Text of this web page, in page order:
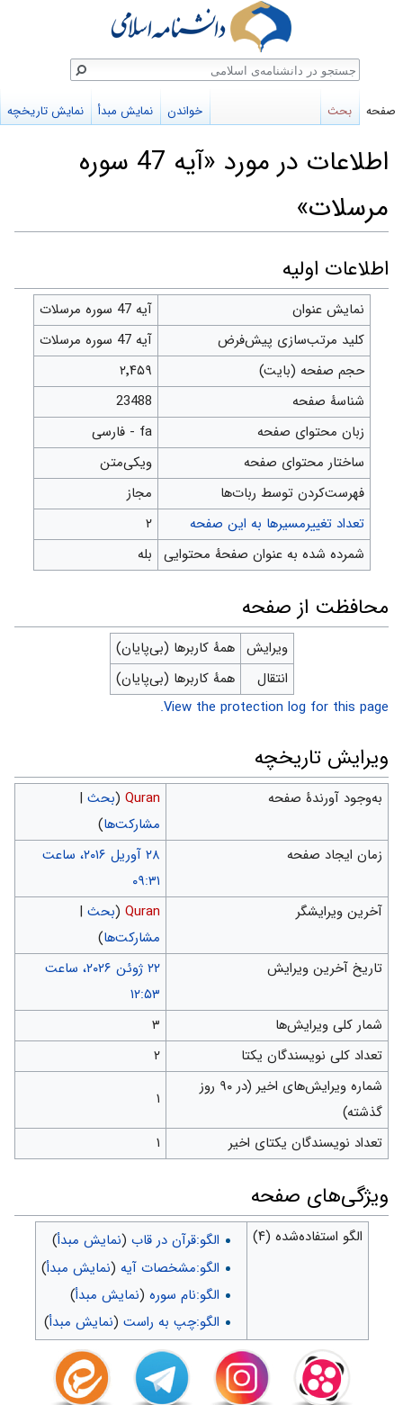
اطلاعات در مورد «آیه 47 سوره
مرسلات»
پرش
به
ناوبری
پرش
به
جستجو
اطلاعات اولیه
نمایش عنوان
آیه 47 سوره مرسلات
کلید مرتب‌سازی پیش‌فرض
آیه 47 سوره مرسلات
حجم صفحه (بایت)
۲٬۴۵۹
شناسهٔ صفحه
23488
زبان محتوای صفحه
fa - فارسی
ساختار محتوای صفحه
ویکی‌متن
‌فهرست‌کردن توسط ربات‌ها
مجاز
تعداد تغییرمسیرها به این صفحه
۲
شمرده شده به عنوان صفحهٔ محتوایی بله
محافظت از صفحه
ویرایش همهٔ کاربرها (بی‌پایان)
انتقال
همهٔ کاربرها (بی‌پایان)
View the protection log for this page.
ویرایش تاریخچه
به‌وجود آورندهٔ صفحه Quran
(بحث|
مشارکت‌ها)
زمان ایجاد صفحه
‏۲۸ آوریل ۲۰۱۶، ساعت
۰۹:۳۱
آخرین ویرایشگر
Quran
(بحث|
مشارکت‌ها)
تاریخ آخرین ویرایش
‏۲۲ ژوئن ۲۰۲۶، ساعت
۱۲:۵۳
شمار کلی ویرایش‌ها
۳
تعداد کلی نویسندگان یکتا
۲
شماره ویرایش‌های اخیر (در ۹۰ روز
گذشته)
۱
تعداد نویسندگان یکتای اخیر ۱
ويژگی‌های صفحه
الگو استفاده‌شده (۴) الگو:قرآن در قاب (نمایش مبدأ)
الگو:مشخصات آیه (نمایش مبدأ)
الگو:نام سوره (نمایش مبدأ)
الگو:چپ به راست (نمایش مبدأ)
صفحه بحث خواندن نمایش مبدأ نمایش تاریخچه
جستجو